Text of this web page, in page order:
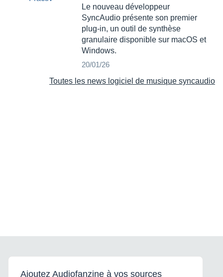
Le nouveau développeur
SyncAudio présente son premier
plug-in, un outil de synthèse
granulaire disponible sur macOS et
Windows.
20/01/26
Toutes les news logiciel de musique syncaudio
Ajoutez Audiofanzine à vos sources